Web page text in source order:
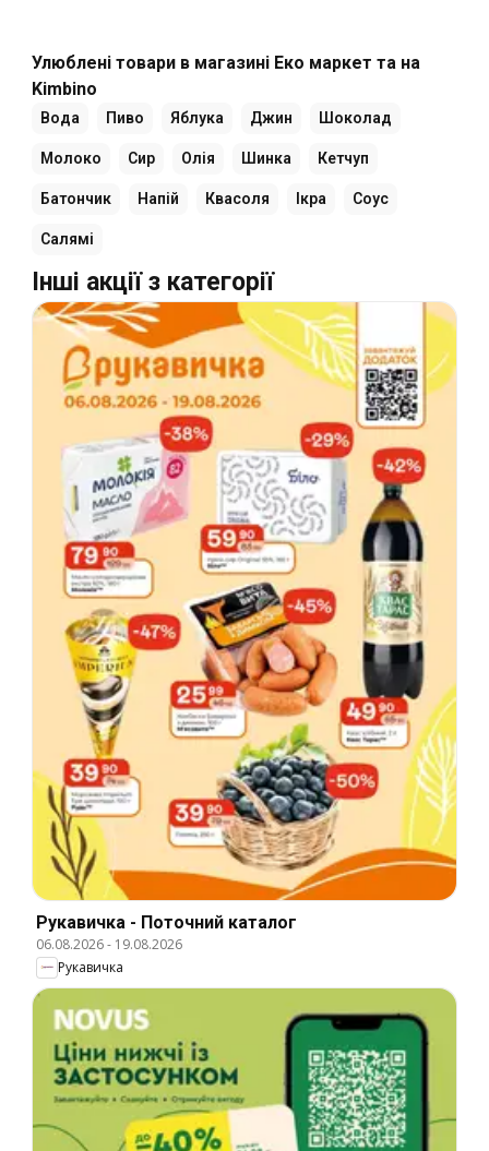
Улюблені товари в магазині Еко маркет та на
Kimbino
Вода Пиво Яблука Джин Шоколад
Молоко Сир Олія Шинка Кетчуп
Батончик Напій Квасоля Ікра Соус
Салямі
Інші акції з категорії
Рукавичка - Поточний каталог
06.08.2026- 19.08.2026
Рукавичка